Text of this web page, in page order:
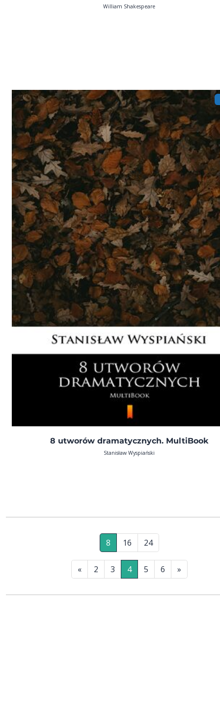
William Shakespeare
8 utworów dramatycznych. MultiBook
Stanisław Wyspiański
8 16 24
« 2 3 4 5 6 »